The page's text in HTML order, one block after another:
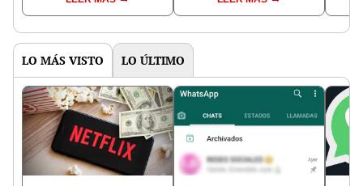
LO MÁS VISTO LO ÚLTIMO